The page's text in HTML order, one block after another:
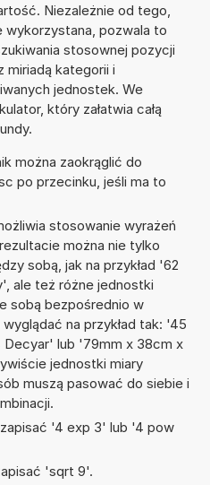
Niezależnie od tego,
pozwala to
stosownej pozycji
miriadą kategorii i
jednostek. We
który załatwia całą
można zaokrąglić do
po przecinku, jeśli ma to
stosowanie wyrażeń
można nie tylko
sobą, jak na przykład '62
ale też różne jednostki
sobą bezpośrednio w
na przykład tak: '45
lub '79mm x 38cm x
jednostki miary
muszą pasować do siebie i
'4 exp 3' lub '4 pow
'sqrt 9'.